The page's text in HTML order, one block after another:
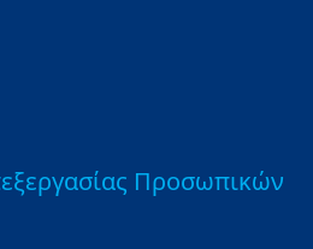
Προσωπικών